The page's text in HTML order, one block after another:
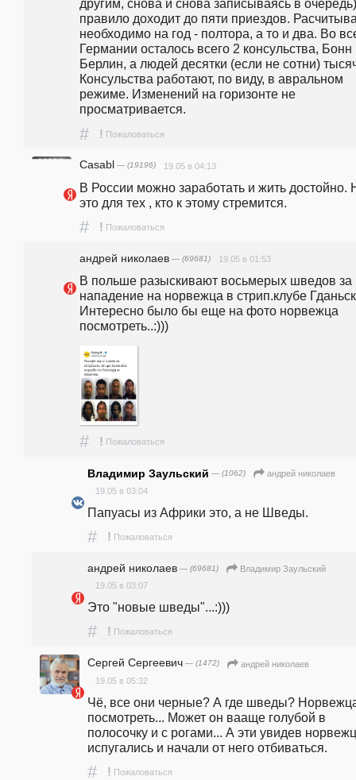
другим, снова и снова записываясь в
правило доходит до пяти приездов.
необходимо на год - полтора, а то и два. Во
Германии осталось всего 2 консульства, Бонн
Берлин, а людей десятки (если не сотни)
Консульства работают, по виду, в авральном
режиме. Изменений на горизонте не
просматривается.
# ! Пожаловаться
Casabl — (19196) 19.05 в 04:13
В России можно заработать и жить достойно.
это для тех , кто к этому стремится.
# ! Пожаловаться
андpeй николаев — (69681) 19.05 в 01:53
В польше разыскивают восьмерых шведов за
нападение на норвежца в стрип.клубе
Интересно было бы еще на фото норвежца
посмотреть..:)))
# ! Пожаловаться
Владимир Заульский — (1062)
андpeй николаев
19.05 в 03:04
Папуасы из Африки это, а не Шведы.
# ! Пожаловаться
андpeй николаев — (69681)
Владимир Заульский
19.05 в 03:07
Это "новые шведы"...:)))
# ! Пожаловаться
Сергей Сергеевич — (1472)
андpeй николаев
19.05 в 05:32
Чё, все они черные? А где шведы?
посмотреть... Может он вааще голубой в
полосочку и с рогами... А эти увидев
испугались и начали от него отбиваться.
# ! Пожаловаться